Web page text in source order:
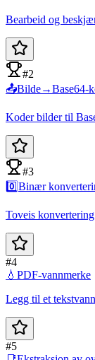
Bearbeid og
#2
📤Bilde→Base64-
Koder bilder til
#3
0️⃣Binær
Toveis
#4
💧 PDF-vannmerke
Legg til et
#5